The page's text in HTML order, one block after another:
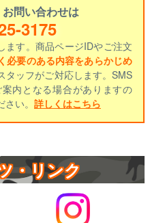
問い合わせは
3175
ます。商品ページIDやご注文
必要のある内容をあらかじめ
タッフがご対応します。SMS
案内となる場合がありますの
い。 詳しくはこちら
・リンク